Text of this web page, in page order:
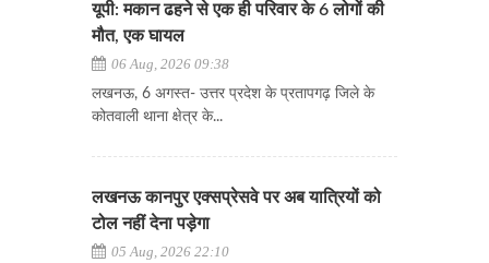
यूपी: मकान ढहने से एक ही परिवार के 6 लोगों की
मौत, एक घायल
06 Aug, 2026 09:38
लखनऊ, 6 अगस्त- उत्तर प्रदेश के प्रतापगढ़ जिले के
कोतवाली थाना क्षेत्र के...
लखनऊ कानपुर एक्सप्रेसवे पर अब यात्रियों को
टोल नहीं देना पड़ेगा
05 Aug, 2026 22:10